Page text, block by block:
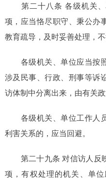
第二十八条 各级机关、
项，应当恪尽职守、秉公办
教育疏导，及时妥善处理，
各级机关、单位应当按照
涉及民事、行政、刑事等诉
访体制中分离出来，由有关政
各级机关、单位工作人员
利害关系的，应当回避。
第二十九条 对信访人反
项，有权处理的机关、单